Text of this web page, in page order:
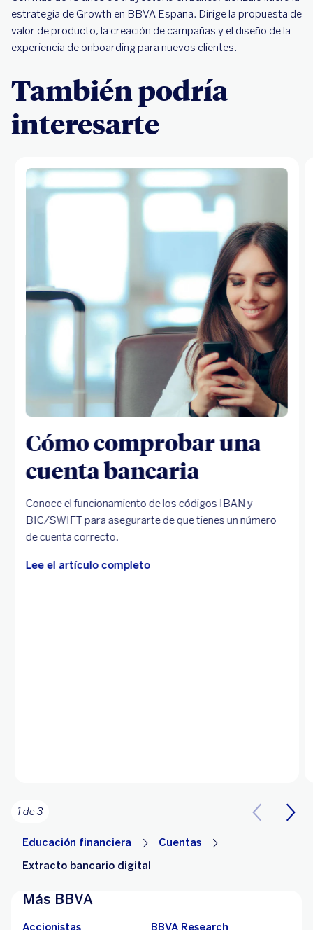
estrategia de Growth en BBVA España. Dirige la propuesta de
valor de producto, la creación de campañas y el diseño de la
experiencia de onboarding para nuevos clientes.
También podría
interesarte
Cómo comprobar una
cuenta bancaria
Conoce el funcionamiento de los códigos IBAN y
BIC/SWIFT para asegurarte de que tienes un número
de cuenta correcto.
Lee el artículo completo
1 de 3
Educación financiera
Cuentas
Extracto bancario digital
Más BBVA
Accionistas
BBVA Research